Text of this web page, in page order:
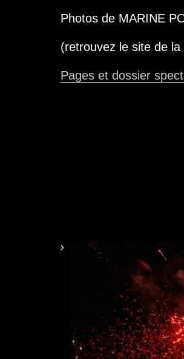
Photos de MARINE
(retrouvez le site de
Pages et dossier